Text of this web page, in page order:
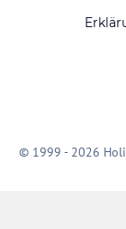
© 1999 - 2026